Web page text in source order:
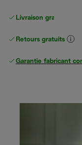
Livraison gratuite
Retours gratuits
Garantie fabricant